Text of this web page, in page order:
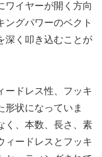
ワイヤーが開く方向
ングパワーのベクト
深く叩き込むことが
ードレス性、フッキ
形状になっていま
く、本数、長さ、素
ィードレスとフッキ